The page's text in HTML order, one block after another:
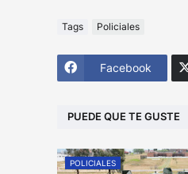
Tags Policiales
Facebook
PUEDE QUE TE GUSTE
POLICIALES